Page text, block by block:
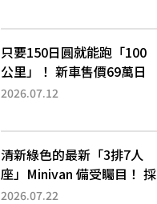
日圓就能跑100公里」「小
朋友坐得...
只要150日圓就能跑「100
公里」！ 新車售價69萬日
圓的「3人座」Trike大受歡
為何能迅速熱賣？
2026.07.12
清新綠色的最新「3排7人
座」Minivan 備受矚目！ 採
用全長4.7公尺剛剛好的車
2026.07.22